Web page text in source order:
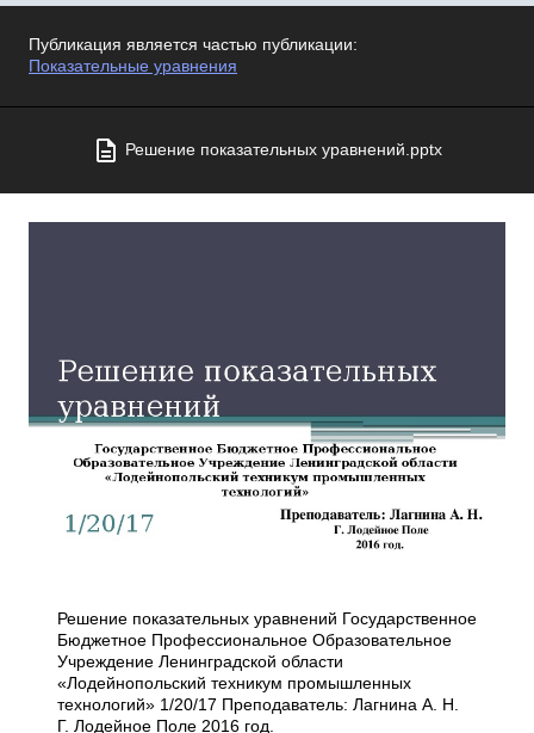
Публикация является частью публикации:
Показательные уравнения
Решение показательных уравнений.pptx
Решение показательных уравнений Государственное
Бюджетное Профессиональное Образовательное
Учреждение Ленинградской области
«Лодейнопольский техникум промышленных
технологий» 1/20/17 Преподаватель: Лагнина А. Н.
Г. Лодейное Поле 2016 год.